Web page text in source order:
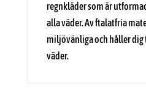
regnkläder som är
alla väder. Av ftalatfria
miljövänliga och håller dig
väder.